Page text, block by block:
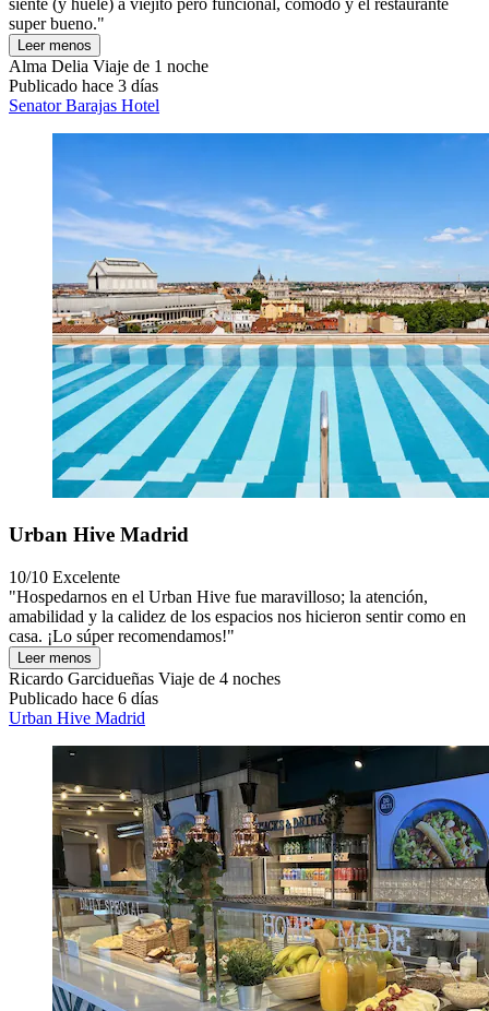
siente (y huele) a viejito pero funcional, cómodo y el restaurante
super bueno."
Leer menos
Alma Delia Viaje de 1 noche
Publicado hace 3 días
Senator Barajas Hotel
Urban Hive Madrid
10/10 Excelente
"Hospedarnos en el Urban Hive fue maravilloso; la atención,
amabilidad y la calidez de los espacios nos hicieron sentir como en
casa. ¡Lo súper recomendamos!"
Leer menos
Ricardo Garcidueñas Viaje de 4 noches
Publicado hace 6 días
Urban Hive Madrid